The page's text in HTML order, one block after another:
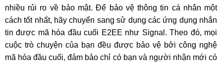
nhiều rủi ro về bảo mật. Để bảo vệ thông tin cá nhân một
cách tốt nhất, hãy chuyển sang sử dụng các ứng dụng nhắn
tin được mã hóa đầu cuối E2EE như Signal. Theo đó, mọi
cuộc trò chuyện của bạn đều được bảo vệ bởi công nghệ
mã hóa đầu cuối, đảm bảo chỉ có bạn và người nhận mới có